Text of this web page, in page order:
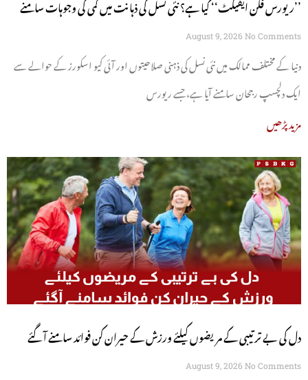
آگئیں
August 9, 2026 No Comments
دنیا کے مختلف ممالک میں نئی نسل کی ذہنی صلاحیتوں اور آئی کیو اسکورز کے حوالے سے
ایک دلچسپ رجحان سامنے آیا ہے، جسے ریورس
مزید پڑھیں
دل کی بے ترتیبی کے مریضوں کیلئے ورزش کے حیران کن فوائد سامنے آگئے
August 9, 2026 No Comments